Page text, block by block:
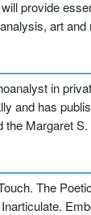
provide
art and
in
and has
the Margaret
The